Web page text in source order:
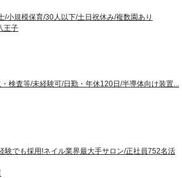
/小規模保育/30人以下/土日祝休み/複数園あり
王子
検査等/未経験可/日勤・年休120日/半導体向け装置...
験でも採用!ネイル業界最大手サロン/正社員752名活